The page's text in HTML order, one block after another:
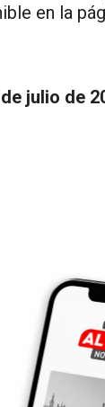
en la
julio de